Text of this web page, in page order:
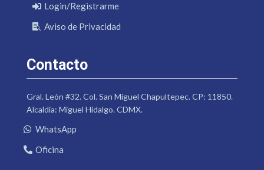
Login/Registrarme
Aviso de Privacidad
Contacto
Gral. León #32. Col. San Miguel Chapultepec. CP: 11850.
Alcaldía: Miguel Hidalgo. CDMX.
WhatsApp
Oficina